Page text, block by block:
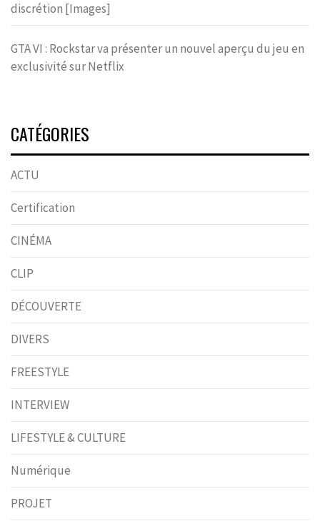
discrétion [Images]
GTA VI : Rockstar va présenter un nouvel aperçu du jeu en
exclusivité sur Netflix
CATÉGORIES
ACTU
Certification
CINÉMA
CLIP
DÉCOUVERTE
DIVERS
FREESTYLE
INTERVIEW
LIFESTYLE & CULTURE
Numérique
PROJET